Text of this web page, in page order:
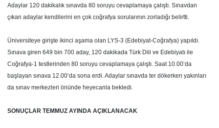
Adaylar 120 dakikalık sınavda 80 soruyu cevaplamaya çalıştı. Sınavdan
çıkan adaylar kendilerini en çok coğrafya sorularının zorladığı belirtti.
Üniversiteye girişte ikinci aşama olan LYS-3 (Edebiyat-Coğrafya) yapıldı.
Sınava giren 649 bin 700 aday, 120 dakikada Türk Dili ve Edebiyatı ile
Coğrafya-1 testlerinden 80 soruyu cevaplamaya çalıştı. Saat 10.00’da
başlayan sınava 12.00’da sona erdi. Adaylar sınavda ter dökerken yakınları
da sınav merkezleri önünde heyecanla bekledi.
SONUÇLAR TEMMUZ AYINDA AÇIKLANACAK